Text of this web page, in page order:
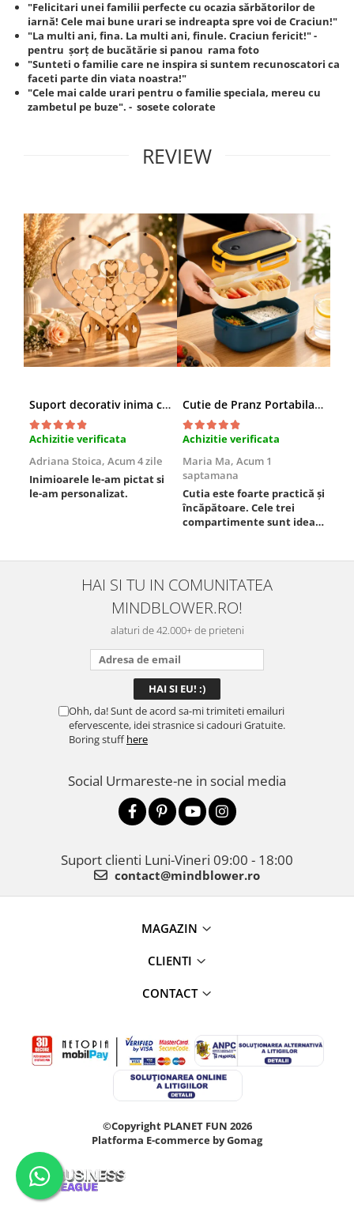
"Felicitari unei familii perfecte cu ocazia sărbătorilor de
iarnă! Cele mai bune urari se indreapta spre voi de Craciun!"
"La multi ani, fina. La multi ani, finule. Craciun fericit!" -
pentru șorț de bucătărie si panou rama foto
"Sunteti o familie care ne inspira si suntem recunoscatori ca
faceti parte din viata noastra!"
"Cele mai calde urari pentru o familie speciala, mereu cu
zambetul pe buze". - sosete colorate
REVIEW
Suport decorativ inima cu mesaje, Cadou cu suflet
Achizitie verificata
Adriana Stoica, Acum 4 zile
Inimioarele le-am pictat si
le-am personalizat.
Cutie de Pranz Portabila cu Compartimente
Achizitie verificata
Maria Ma, Acum 1
saptamana
Cutia este foarte practică și
încăpătoare. Cele trei
compartimente sunt ideale
este sigură, fără scurgeri. O
folosesc aproape zilnic la
serviciu și sunt foarte
mulțumită.
HAI SI TU IN COMUNITATEA
MINDBLOWER.RO!
alaturi de 42.000+ de prieteni
Ohh, da! Sunt de acord sa-mi trimiteti emailuri
efervescente, idei strasnice si cadouri Gratuite.
Boring stuffhere
Social Urmareste-ne in social media
Suport clienti Luni-Vineri 09:00 - 18:00
contact@mindblower.ro
MAGAZIN
CLIENTI
CONTACT
©Copyright PLANET FUN 2026
Platforma E-commerce by Gomag